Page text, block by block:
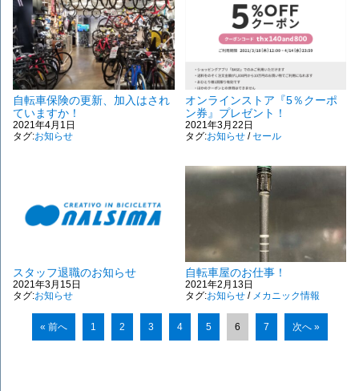
自転車保険の更新、加入はされ
ていますか！
2021年4月1日
タグ:お知らせ
オンラインストア『5％クーポ
ン券』プレゼント！
2021年3月22日
タグ:お知らせ/セール
スタッフ退職のお知らせ
2021年3月15日
タグ:お知らせ
自転車屋のお仕事！
2021年2月13日
タグ:お知らせ/ メカニック情報
« 前へ 1 2 3 4 5 6 7 次へ »